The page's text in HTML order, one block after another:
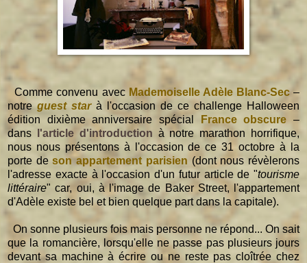
Comme convenu avec Mademoiselle Adèle Blanc-Sec–
notreguest star à l'occasion de ce challenge Halloween
édition dixième anniversaire spécial
France obscure–
dans
l'article d'introduction à notre marathon horrifique,
nous nous présentons à l'occasion de ce 31 octobre à la
porte deson appartement parisien (dont nous révèlerons
l'adresse exacte à l'occasion d'un futur article de "tourisme
littéraire" car, oui, à l'image de Baker Street, l'appartement
d'Adèle existe bel et bien quelque part dans la capitale).
On sonne plusieurs fois mais personne ne répond... On sait
que la romancière, lorsqu'elle ne passe pas plusieurs jours
devant sa machine à écrire ou ne reste pas cloîtrée chez